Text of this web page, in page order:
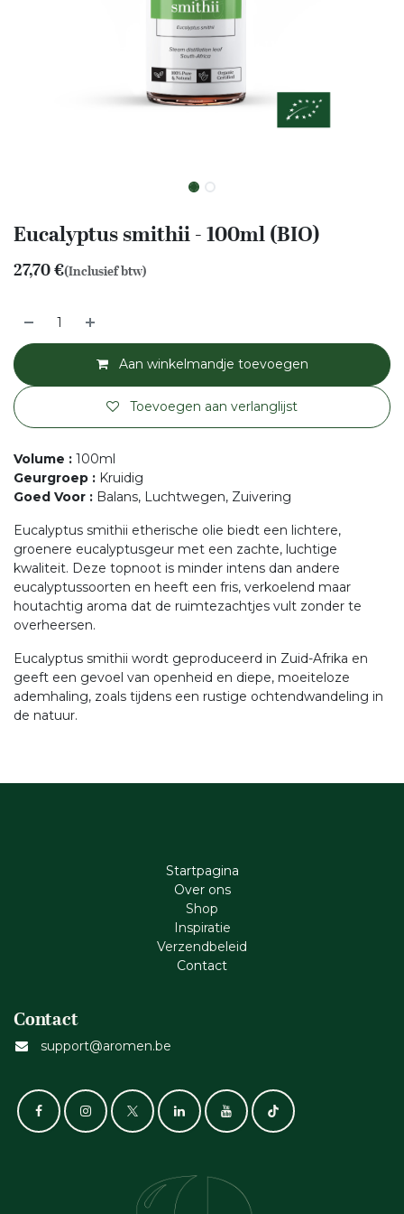
Eucalyptus smithii - 100ml (BIO)
27,70€(Inclusief btw)
Aan winkelmandje toevoegen
Toevoegen aan verlanglijst
Volume : 100ml
Geurgroep : Kruidig
Goed Voor : Balans, Luchtwegen, Zuivering
Eucalyptus smithii etherische olie biedt een lichtere,
groenere eucalyptusgeur met een zachte, luchtige
kwaliteit. Deze topnoot is minder intens dan andere
eucalyptussoorten en heeft een fris, verkoelend maar
houtachtig aroma dat de ruimtezachtjes vult zonder te
overheersen.
Eucalyptus smithii wordt geproduceerd in Zuid-Afrika en
geeft een gevoel van openheid en diepe, moeiteloze
ademhaling, zoals tijdens een rustige ochtendwandeling in
de natuur.
Startpagina
Ove​r​ ons
Shop
Inspiratie
Verzendbeleid
Cont​act
Contact
support@aromen.be